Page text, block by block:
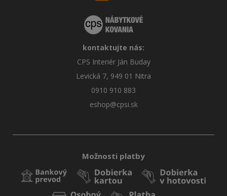
kontaktujte nás:
CPS Interiér Ján Buday
Levická 7, 949 01 Nitra
0910 910 883
eshop@cpsi.sk
Možnosti platby